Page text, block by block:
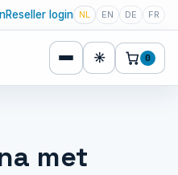
Reseller login NL EN DE FR
☀ 0
met